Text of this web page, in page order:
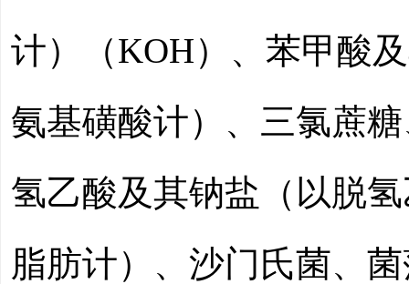
计）（KOH）、苯甲酸
氨基磺酸计）、三氯蔗
氢乙酸及其钠盐（以脱
脂肪计）、沙门氏菌、